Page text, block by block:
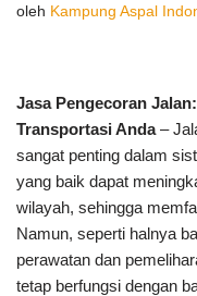
oleh Kampung Aspal
Jasa Pengecoran
Transportasi Anda–
sangat penting dalam
yang baik dapat
wilayah, sehingga
Namun, seperti halnya
perawatan dan
tetap berfungsi dengan